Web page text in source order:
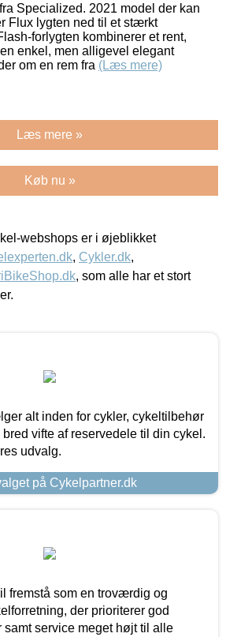
Specialized. 2021 model der kan
Flux lygten ned til et stærkt
forlygten kombinerer et rent,
enkel, men alligevel elegant
om en rem fra (Læs mere)
Læs mere »
Køb nu »
webshops er i øjeblikket
, Cykler.dk,
, som alle har et stort
alt inden for cykler, cykeltilbehør
vifte af reservedele til din cykel.
udvalg.
på Cykelpartner.dk
fremstå som en troværdig og
der prioriterer god
samt service meget højt til alle